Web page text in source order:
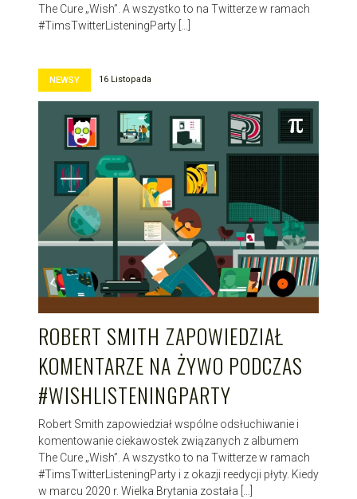
The Cure „Wish”. A wszystko to na Twitterze w ramach
#TimsTwitterListeningParty […]
NEWSY 16 Listopada
ROBERT SMITH ZAPOWIEDZIAŁ
KOMENTARZE NA ŻYWO PODCZAS
#WISHLISTENINGPARTY
Robert Smith zapowiedział wspólne odsłuchiwanie i
komentowanie ciekawostek związanych z albumem
The Cure „Wish”. A wszystko to na Twitterze w ramach
#TimsTwitterListeningParty i z okazji reedycji płyty. Kiedy
w marcu 2020 r. Wielka Brytania została […]